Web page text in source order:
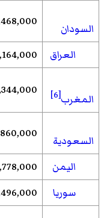
السودان
العراق
المغرب[6]
السعودية
اليمن
سوريا